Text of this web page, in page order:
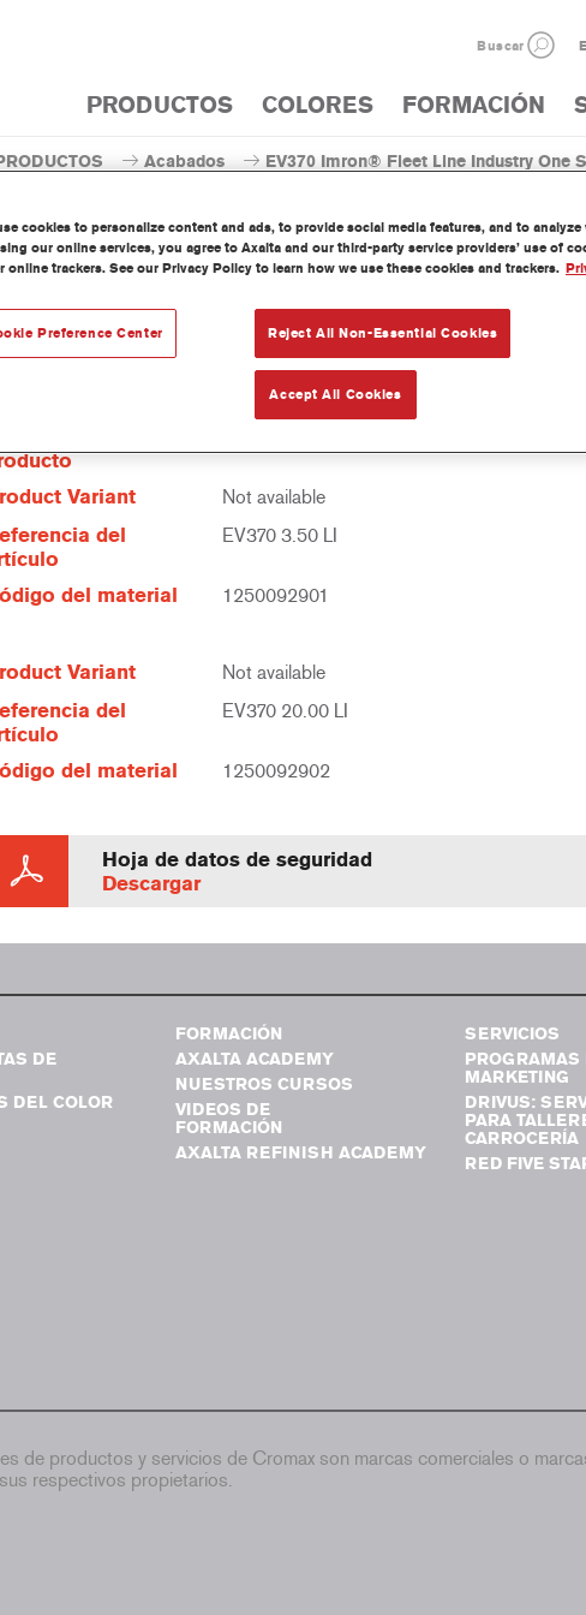
Buscar
PRODUCTOS COLORES FORMACIÓN
Acabados EV370 Imron® Fleet Line Industry One
EV370 Imron® Fleet Line
Variant
Not available
del
EV370 3.50 LI
del material 1250092901
Variant Not available
del
EV370 20.00 LI
del material 1250092902
Hoja de datos de seguridad
Descargar
DE
DEL COLOR
FORMACIÓN
AXALTA ACADEMY
NUESTROS CURSOS
VIDEOS DE
FORMACIÓN
AXALTA REFINISH ACADEMY
SERVICIOS
PROGRAMAS
MARKETING
DRIVUS:
PARA
CARROCERÍA
RED FIVE
de productos y servicios de Cromax son marcas comerciales o
respectivos propietarios.
cookies to personalize content and ads, to provide social media features, and to
our online services, you agree to Axalta and our third-party service providers’ use of
online trackers. See our Privacy Policy to learn how we use these cookies and trackers.
Reject All Non-Essential Cookies
Accept All Cookies
Preference Center